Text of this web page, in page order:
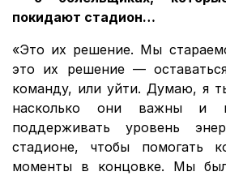
покидают стадион…
«Это их решение. Мы
это их решение —
команду, или уйти. Думаю, я
насколько они важны и
поддерживать уровень
стадионе, чтобы помогать
моменты в концовке. Мы